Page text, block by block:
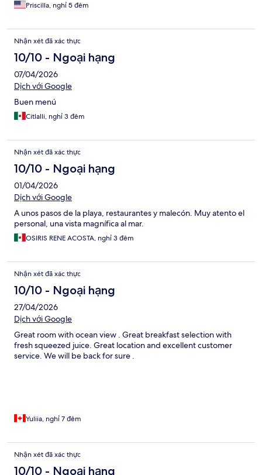
Priscilla, nghỉ 5 đêm
Nhận xét đã xác thực
10/10 - Ngoại hạng
07/04/2026
Dịch với Google
Buen menú
Citlalli, nghỉ 3 đêm
Nhận xét đã xác thực
10/10 - Ngoại hạng
01/04/2026
Dịch với Google
A unos pasos de la playa, restaurantes y malecón. Muy atento el
personal, una vista magnífica al mar.
OSIRIS RENE ACOSTA, nghỉ 3 đêm
Nhận xét đã xác thực
10/10 - Ngoại hạng
27/04/2026
Dịch với Google
Great room with ocean view . Great breakfast selection with
fresh squeezed juice. Great location and excellent customer
service. We will be back for sure .
Yuliia, nghỉ 7 đêm
Nhận xét đã xác thực
10/10 - Ngoại hạng